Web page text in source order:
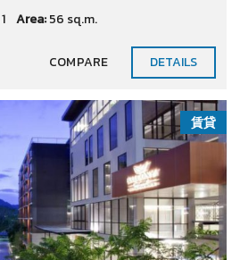
1 Area:56 sq.m.
COMPARE DETAILS
賃貸